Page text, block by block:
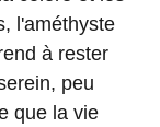
l'améthyste
à rester
peu
que la vie